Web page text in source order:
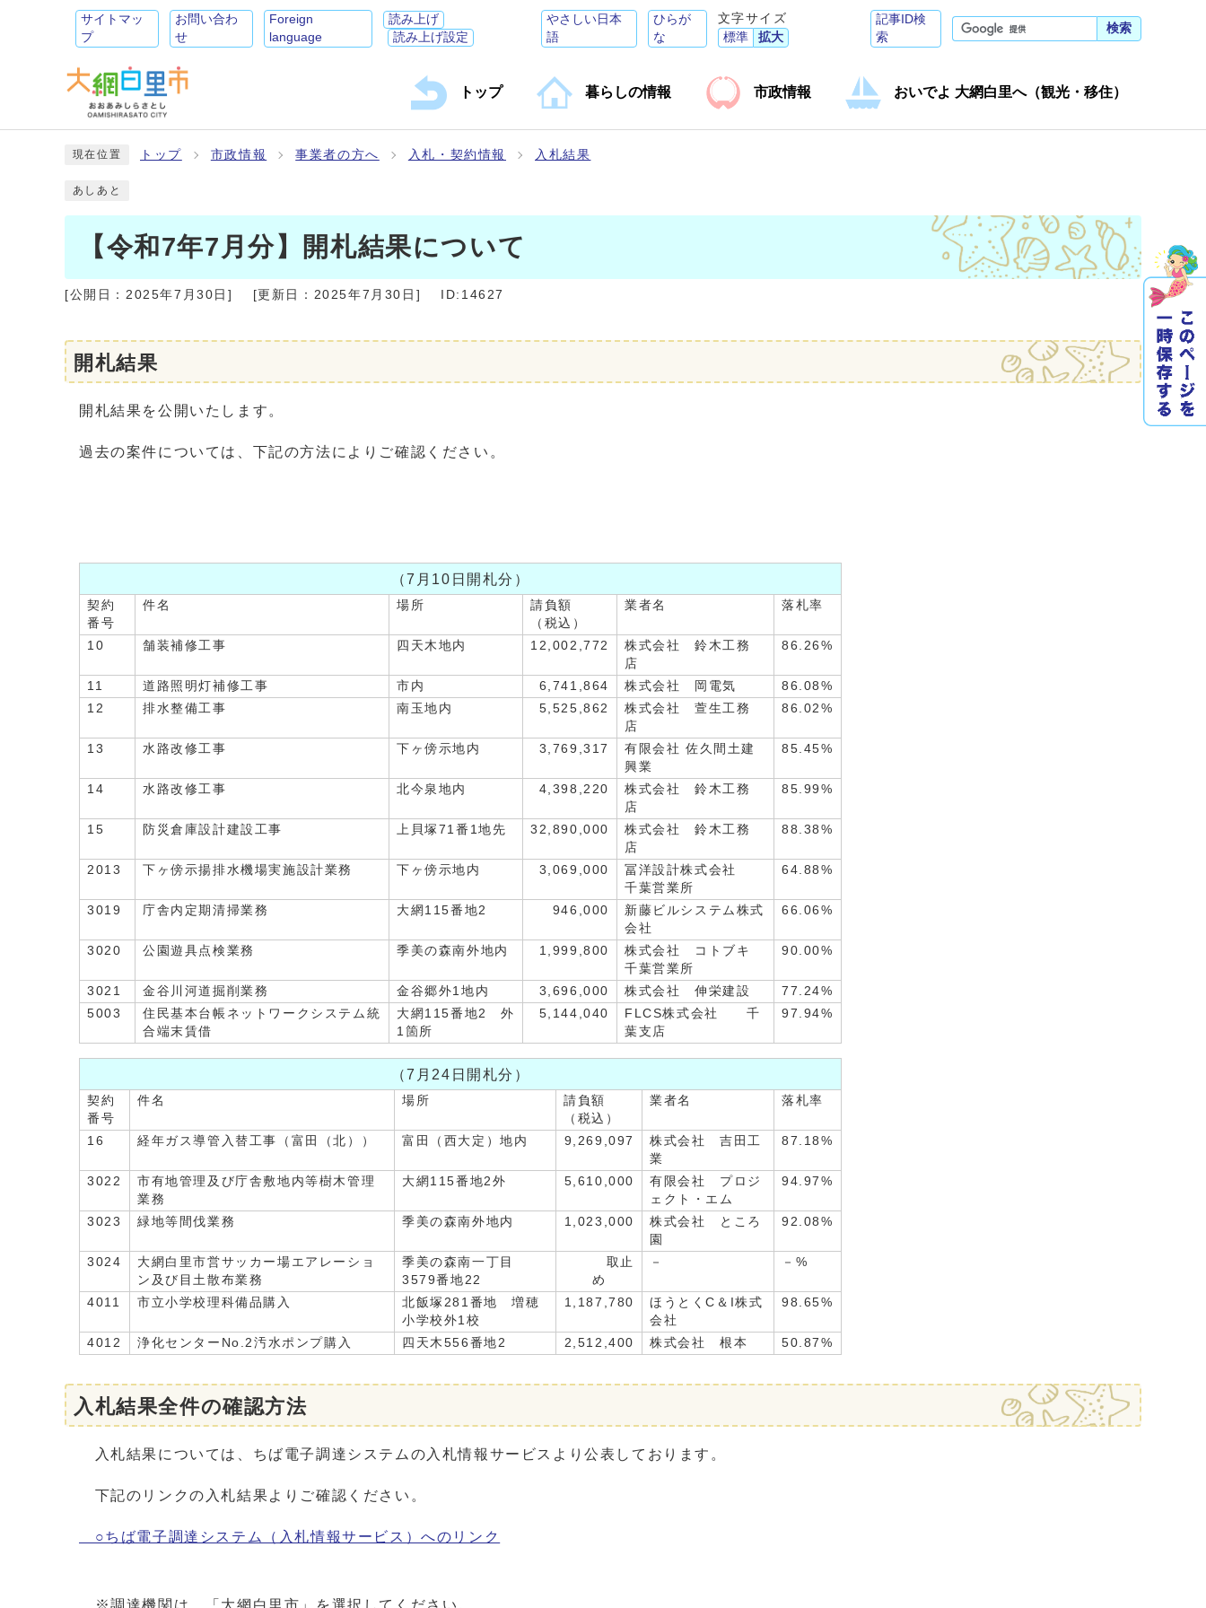
サイトマッ
プ
お問い合わ
せ
Foreign
language
読み上げ
読み上げ設定
やさしい日本
語
ひらが
な
文字サイズ
標準
拡大
記事ID検
索
検索
トップ 暮らしの情報 市政情報 おいでよ 大網白里へ（観光・移住）
現在位置 トップ 市政情報 事業者の方へ 入札・契約情報 入札結果
あしあと
【令和7年7月分】開札結果について
[公開日： 2025年7月30日 ] [更新日： 2025年7月30日 ] ID:14627
開札結果
開札結果を公開いたします。
過去の案件については、下記の方法によりご確認ください。
（7月10日開札分）
契約
番号
件名 場所
請負額
（税込）
業者名 落札率
10 舗装補修工事 四天木地内 12,002,772
株式会社 鈴木工務
店
86.26%
11 道路照明灯補修工事 市内 6,741,864 株式会社 岡電気
86.08%
12
排水整備工事 南玉地内 5,525,862
株式会社 萱生工務
店
86.02%
13 水路改修工事 下ヶ傍示地内 3,769,317
有限会社 佐久間土建
興業
85.45%
14 水路改修工事 北今泉地内 4,398,220
株式会社 鈴木工務
店
85.99%
15 防災倉庫設計建設工事 上貝塚71番1地先 32,890,000
株式会社 鈴木工務
店
88.38%
2013 下ヶ傍示揚排水機場実施設計業務 下ヶ傍示地内 3,069,000
冨洋設計株式会社
千葉営業所
64.88%
3019 庁舎内定期清掃業務 大網115番地2 946,000
新藤ビルシステム株式
会社
66.06%
3020 公園遊具点検業務 季美の森南外地内 1,999,800
株式会社 コトブキ
千葉営業所
90.00%
3021 金谷川河道掘削業務 金谷郷外1地内 3,696,000 株式会社 伸栄建設
77.24%
5003
住民基本台帳ネットワークシステム統
合端末賃借
大網115番地2 外
1箇所
5,144,040
FLCS株式会社 千
葉支店
97.94%
（7月24日開札分）
契約
番号
件名 場所
請負額
（税込）
業者名 落札率
16 経年ガス導管入替工事（富田（北）） 富田（西大定）地内 9,269,097
株式会社 吉田工
業
87.18%
3022
市有地管理及び庁舎敷地内等樹木管理
業務
大網115番地2外 5,610,000
有限会社 プロジ
ェクト・エム
94.97%
3023 緑地等間伐業務 季美の森南外地内 1,023,000
株式会社 ところ
園
92.08%
3024
大網白里市営サッカー場エアレーショ
ン及び目土散布業務
季美の森南一丁目
3579番地22
取止
め
－ －%
4011 市立小学校理科備品購入
北飯塚281番地 増穂
小学校外1校
1,187,780
ほうとくC＆I株式
会社
98.65%
4012 浄化センターNo.2汚水ポンプ購入 四天木556番地2 2,512,400 株式会社 根本 50.87%
入札結果全件の確認方法
入札結果については、ちば電子調達システムの入札情報サービスより公表しております。
下記のリンクの入札結果よりご確認ください。
○ちば電子調達システム（入札情報サービス）へのリンク
※調達機関は、「大網白里市」を選択してください。